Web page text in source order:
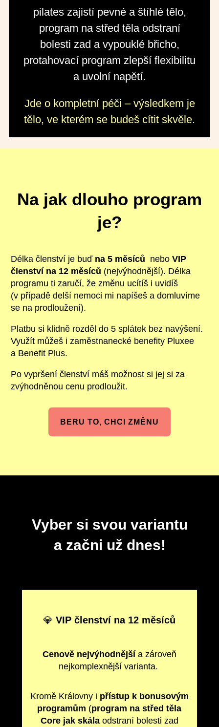
pilates zajistí pevné a štíhlé tělo,
program na střed těla odstraní
bolesti zad a vypouklé břicho,
protahovací program zlepší flexibilitu
a uvolní napětí.
Jde o kompletní péči – výsledkem je
tělo, ve kterém se budeš cítit skvěle.
Na jak dlouho program
je?
Délka členství je buď na 5 měsíců neboVIP
členství na 12 měsíců (nejvýhodnější). Délka
programu ti zaručí, že změnu ucítíš i uvidíš
(v případě delší nemoci mi napíšeš a domluvíme
se na prodloužení).
Platbu si klidně rozděl do 5 splátek bez navýšení.
Využít můžeš i zaměstnanecké benefity Pluxee
a Benefit Plus.
Po vypršení členství máš možnost si jej si za
zvýhodněnou cenu prodloužit.
BERU TO, CHCI ZMĚNU
Vyber si svou variantu
a začni už dnes!
💎VIP členství na 12 měsíců
Cenově nejvýhodnějšía zároveň
nejkomplexnější varianta.
Kromě Královny i přístup k bonusovým
programům (program na střed těla
Core jak skálaodstraní bolesti zad